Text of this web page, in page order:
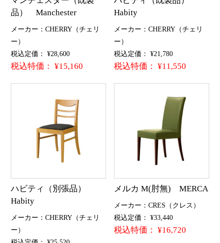
品） Manchester
メーカー：CHERRY（チェリ
ー）
税込定価： ¥28,600
税込特価： ¥15,160
Habity
メーカー：CHERRY（チェリ
ー）
税込定価： ¥21,780
税込特価： ¥11,550
ハビティ（別張品）
Habity
メーカー：CHERRY（チェリ
ー）
メルカ M(肘無) MERCA
メーカー：CRES（クレス）
税込定価： ¥33,440
税込特価： ¥16,720